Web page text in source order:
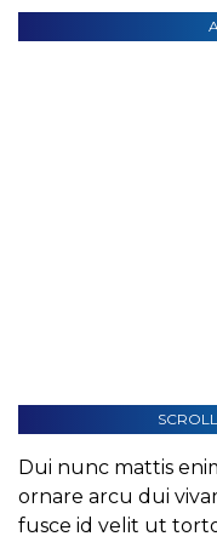
Dui nunc mattis
ornare arcu dui
fusce id velit ut